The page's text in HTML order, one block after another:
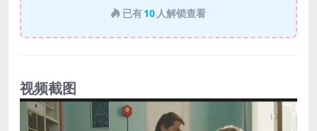
已有10 人解锁查看
视频截图